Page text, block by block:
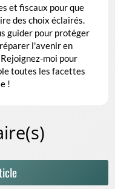
et fiscaux pour que
des choix éclairés.
guider pour protéger
l'avenir en
moi pour
toutes les facettes
!